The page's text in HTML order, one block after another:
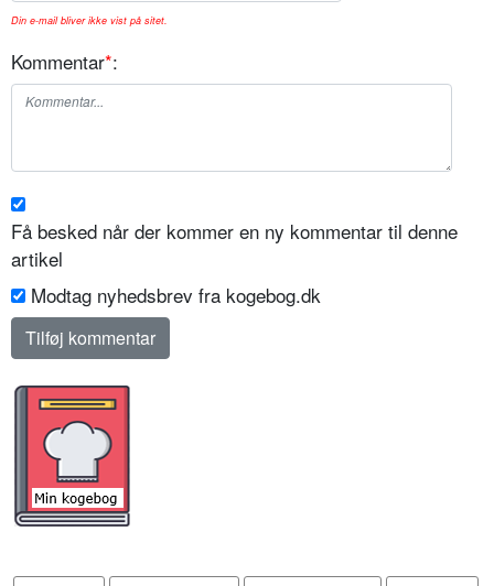
Din e-mail bliver ikke vist på sitet.
Kommentar*:
Få besked når der kommer en ny kommentar til denne
artikel
Modtag nyhedsbrev fra kogebog.dk